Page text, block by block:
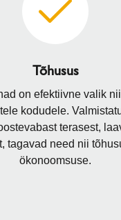
Tõhusus
on efektiivne valik
kodudele.
terasest,
tagavad need nii
ökonoomsuse.